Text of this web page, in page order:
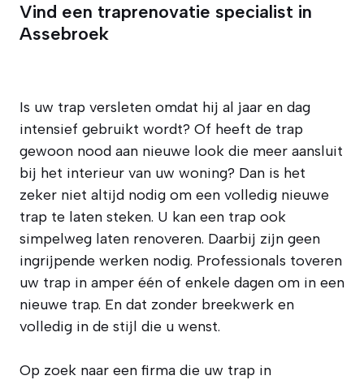
Vind een traprenovatie specialist in
Assebroek
Is uw trap versleten omdat hij al jaar en dag
intensief gebruikt wordt? Of heeft de trap
gewoon nood aan nieuwe look die meer aansluit
bij het interieur van uw woning? Dan is het
zeker niet altijd nodig om een volledig nieuwe
trap te laten steken. U kan een trap ook
simpelweg laten renoveren. Daarbij zijn geen
ingrijpende werken nodig. Professionals toveren
uw trap in amper één of enkele dagen om in een
nieuwe trap. En dat zonder breekwerk en
volledig in de stijl die u wenst.
Op zoek naar een firma die uw trap in